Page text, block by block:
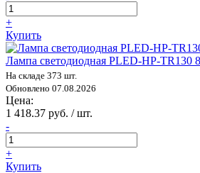
+
Купить
Лампа светодиодная PLED-HP-TR130
На складе 373 шт.
Обновлено 07.08.2026
Цена:
1 418.37 руб. / шт.
-
+
Купить